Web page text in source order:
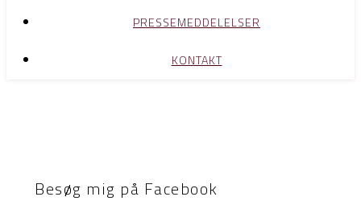
PRESSEMEDDELELSER
KONTAKT
Besøg mig på Facebook